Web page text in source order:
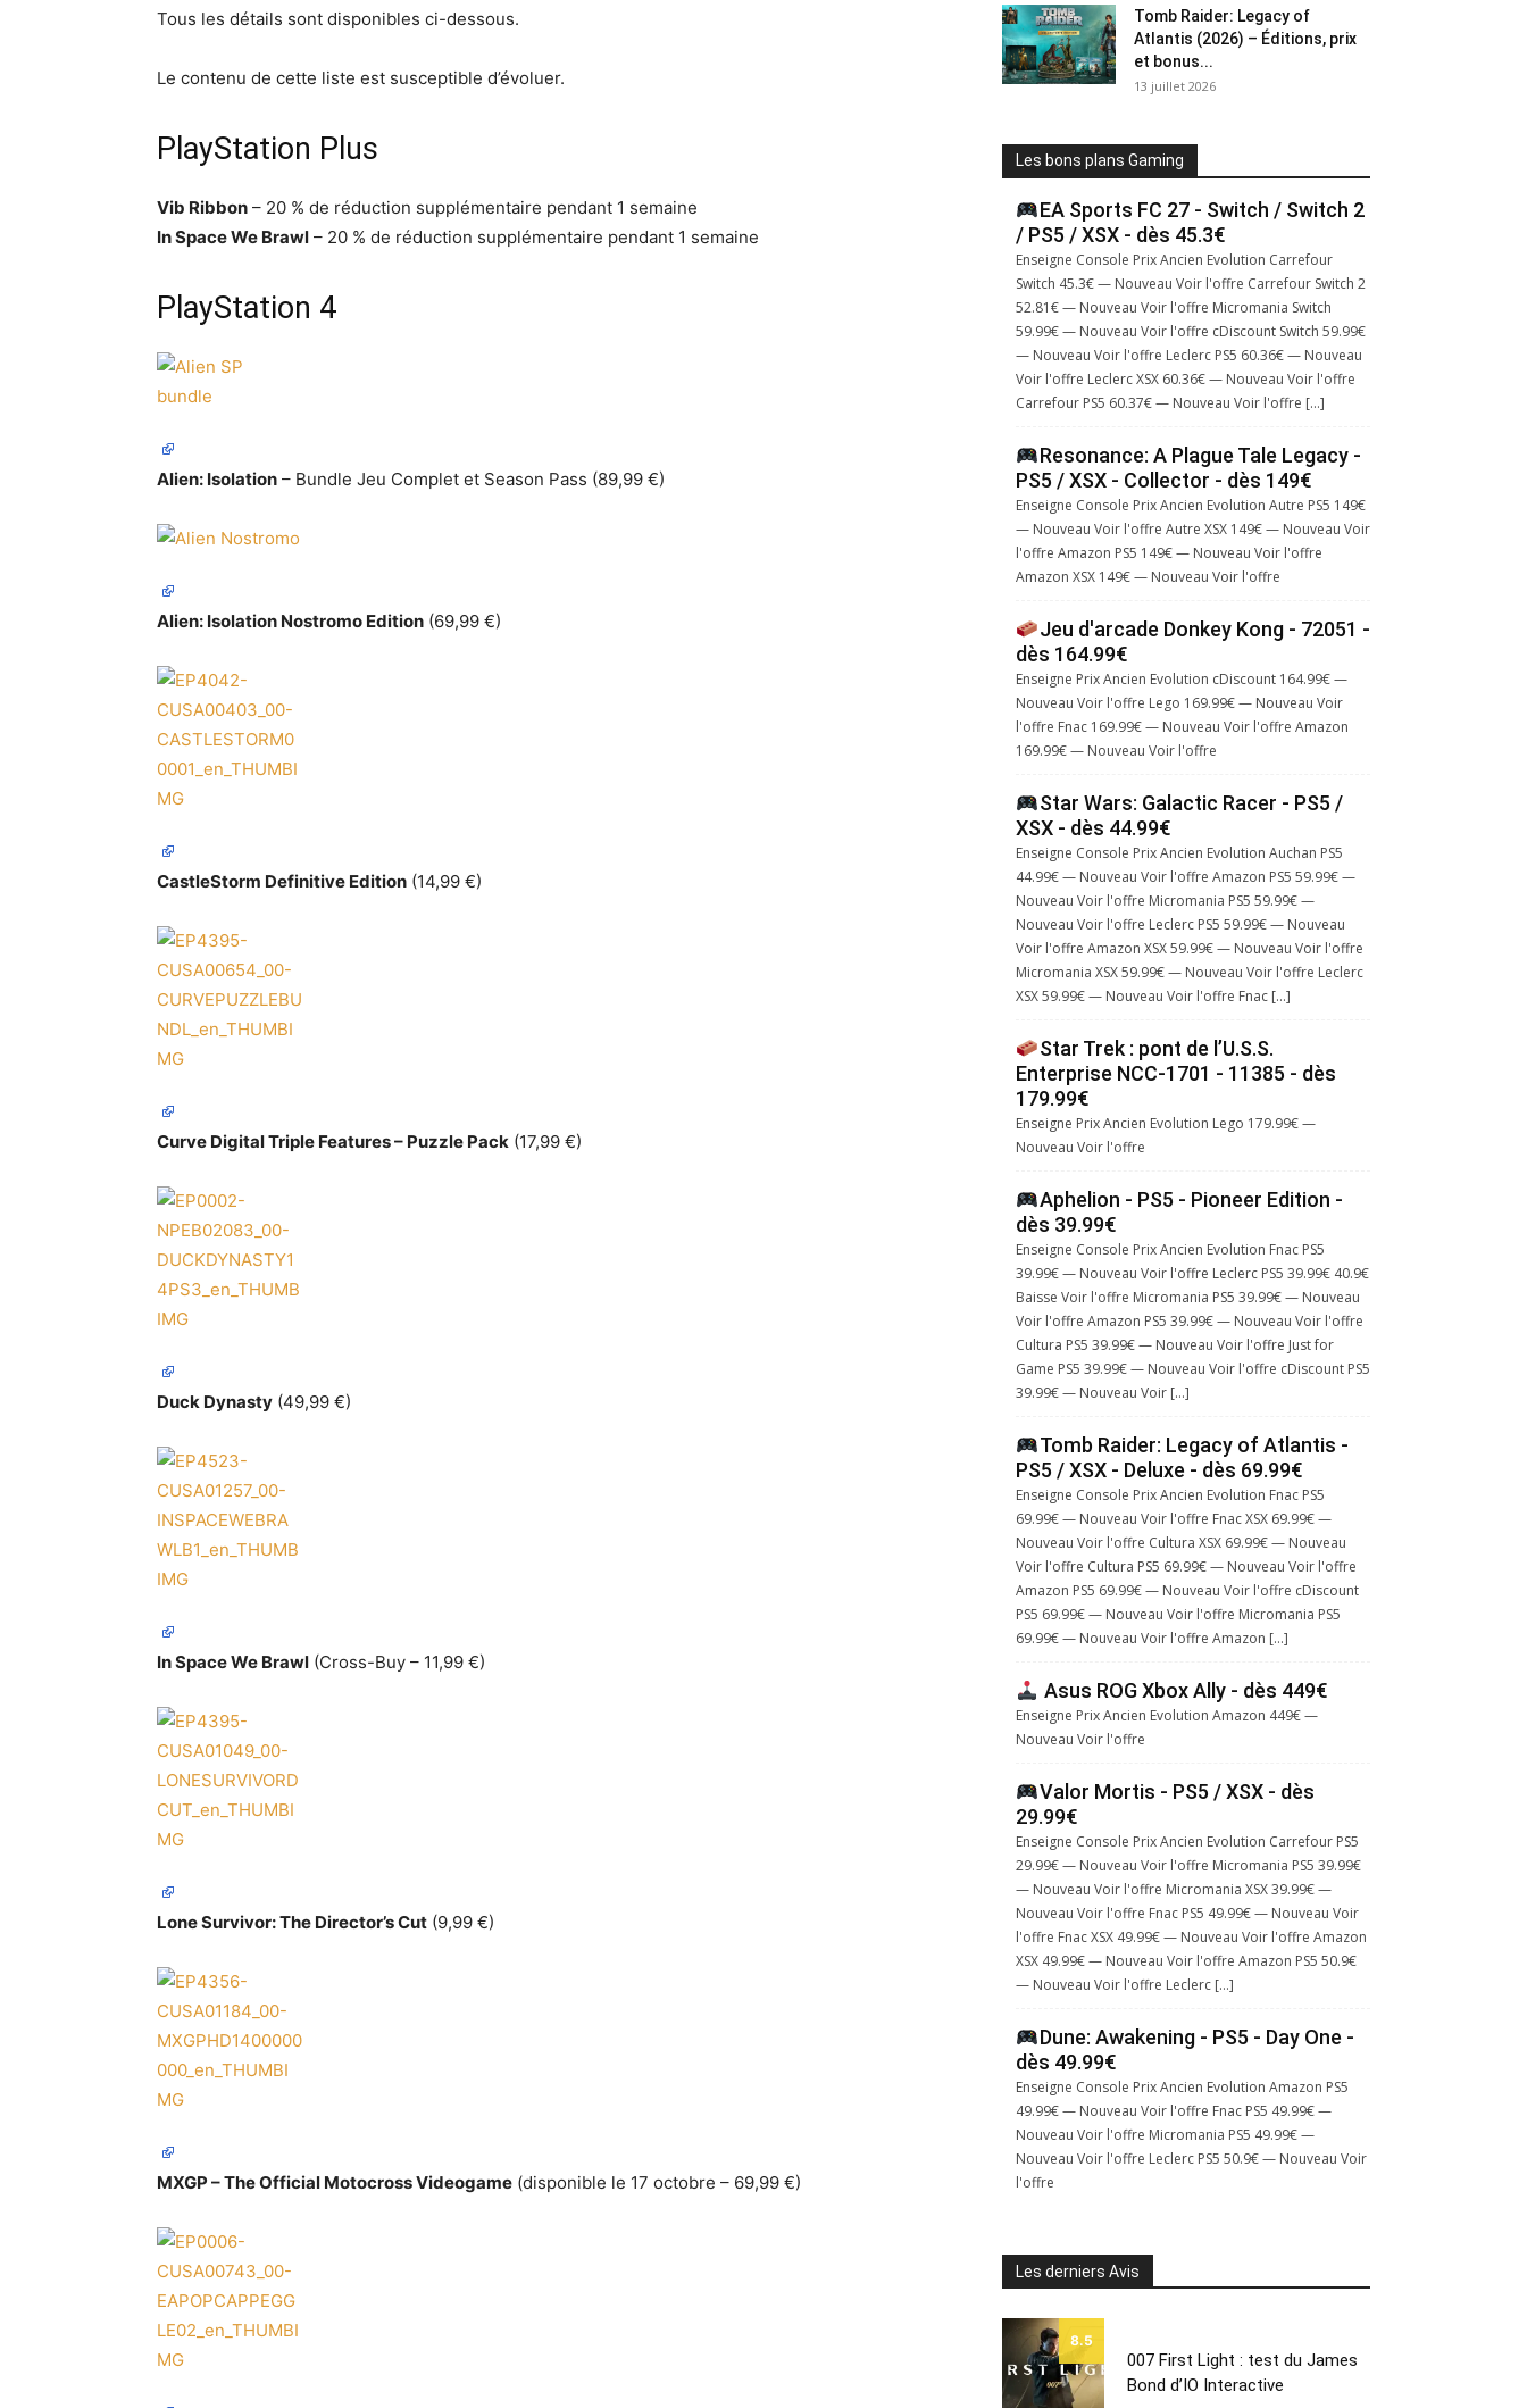
Tous les détails sont disponibles ci-dessous.
Le contenu de cette liste est susceptible d’évoluer.
PlayStation Plus
Vib Ribbon – 20 % de réduction supplémentaire pendant 1 semaine
In Space We Brawl – 20 % de réduction supplémentaire pendant 1 semaine
PlayStation 4
Alien: Isolation – Bundle Jeu Complet et Season Pass (89,99 €)
Alien: Isolation Nostromo Edition (69,99 €)
CastleStorm Definitive Edition (14,99 €)
Curve Digital Triple Features – Puzzle Pack (17,99 €)
Duck Dynasty (49,99 €)
In Space We Brawl (Cross-Buy – 11,99 €)
Lone Survivor: The Director’s Cut (9,99 €)
MXGP – The Official Motocross Videogame (disponible le 17 octobre – 69,99 €)
Tomb Raider: Legacy of
Atlantis (2026) – Éditions, prix
et bonus...
13 juillet 2026
Les bons plans Gaming
EA Sports FC 27 - Switch / Switch 2
/ PS5 / XSX - dès 45.3€
Enseigne Console Prix Ancien Evolution Carrefour
Switch 45.3€ — Nouveau Voir l'offre Carrefour Switch 2
52.81€ — Nouveau Voir l'offre Micromania Switch
59.99€ — Nouveau Voir l'offre cDiscount Switch 59.99€
— Nouveau Voir l'offre Leclerc PS5 60.36€ — Nouveau
Voir l'offre Leclerc XSX 60.36€ — Nouveau Voir l'offre
Carrefour PS5 60.37€ — Nouveau Voir l'offre […]
Resonance: A Plague Tale Legacy -
PS5 / XSX - Collector - dès 149€
Enseigne Console Prix Ancien Evolution Autre PS5 149€
— Nouveau Voir l'offre Autre XSX 149€ — Nouveau Voir
l'offre Amazon PS5 149€ — Nouveau Voir l'offre
Amazon XSX 149€ — Nouveau Voir l'offre
Jeu d'arcade Donkey Kong - 72051 -
dès 164.99€
Enseigne Prix Ancien Evolution cDiscount 164.99€ —
Nouveau Voir l'offre Lego 169.99€ — Nouveau Voir
l'offre Fnac 169.99€ — Nouveau Voir l'offre Amazon
169.99€ — Nouveau Voir l'offre
Star Wars: Galactic Racer - PS5 /
XSX - dès 44.99€
Enseigne Console Prix Ancien Evolution Auchan PS5
44.99€ — Nouveau Voir l'offre Amazon PS5 59.99€ —
Nouveau Voir l'offre Micromania PS5 59.99€ —
Nouveau Voir l'offre Leclerc PS5 59.99€ — Nouveau
Voir l'offre Amazon XSX 59.99€ — Nouveau Voir l'offre
Micromania XSX 59.99€ — Nouveau Voir l'offre Leclerc
XSX 59.99€ — Nouveau Voir l'offre Fnac […]
Star Trek : pont de l’U.S.S.
Enterprise NCC-1701 - 11385 - dès
179.99€
Enseigne Prix Ancien Evolution Lego 179.99€ —
Nouveau Voir l'offre
Aphelion - PS5 - Pioneer Edition -
dès 39.99€
Enseigne Console Prix Ancien Evolution Fnac PS5
39.99€ — Nouveau Voir l'offre Leclerc PS5 39.99€ 40.9€
Baisse Voir l'offre Micromania PS5 39.99€ — Nouveau
Voir l'offre Amazon PS5 39.99€ — Nouveau Voir l'offre
Cultura PS5 39.99€ — Nouveau Voir l'offre Just for
Game PS5 39.99€ — Nouveau Voir l'offre cDiscount PS5
39.99€ — Nouveau Voir […]
Tomb Raider: Legacy of Atlantis -
PS5 / XSX - Deluxe - dès 69.99€
Enseigne Console Prix Ancien Evolution Fnac PS5
69.99€ — Nouveau Voir l'offre Fnac XSX 69.99€ —
Nouveau Voir l'offre Cultura XSX 69.99€ — Nouveau
Voir l'offre Cultura PS5 69.99€ — Nouveau Voir l'offre
Amazon PS5 69.99€ — Nouveau Voir l'offre cDiscount
PS5 69.99€ — Nouveau Voir l'offre Micromania PS5
69.99€ — Nouveau Voir l'offre Amazon […]
Asus ROG Xbox Ally - dès 449€
Enseigne Prix Ancien Evolution Amazon 449€ —
Nouveau Voir l'offre
Valor Mortis - PS5 / XSX - dès
29.99€
Enseigne Console Prix Ancien Evolution Carrefour PS5
29.99€ — Nouveau Voir l'offre Micromania PS5 39.99€
— Nouveau Voir l'offre Micromania XSX 39.99€ —
Nouveau Voir l'offre Fnac PS5 49.99€ — Nouveau Voir
l'offre Fnac XSX 49.99€ — Nouveau Voir l'offre Amazon
XSX 49.99€ — Nouveau Voir l'offre Amazon PS5 50.9€
— Nouveau Voir l'offre Leclerc […]
Dune: Awakening - PS5 - Day One -
dès 49.99€
Enseigne Console Prix Ancien Evolution Amazon PS5
49.99€ — Nouveau Voir l'offre Fnac PS5 49.99€ —
Nouveau Voir l'offre Micromania PS5 49.99€ —
Nouveau Voir l'offre Leclerc PS5 50.9€ — Nouveau Voir
l'offre
Les derniers Avis
8.5
007 First Light : test du James
Bond d’IO Interactive